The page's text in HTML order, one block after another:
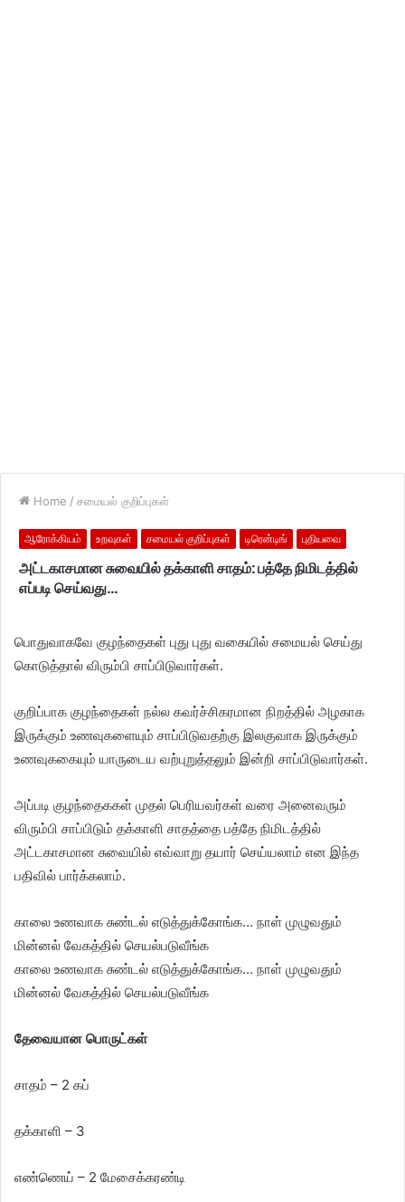
Home / சமையல் குறிப்புகள்
ஆரோக்கியம் உறவுகள் சமையல் குறிப்புகள் டிரென்டிங் புதியவை
அட்டகாசமான சுவையில் தக்காளி சாதம்: பத்தே நிமிடத்தில்
எப்படி செய்வது…
பொதுவாகவே குழந்தைகள் புது புது வகையில் சமையல் செய்து
கொடுத்தால் விரும்பி சாப்பிடுவார்கள்.
குறிப்பாக குழந்தைகள் நல்ல கவர்ச்சிகரமான நிறத்தில் அழகாக
இருக்கும் உணவுகளையும் சாப்பிடுவதற்கு இலகுவாக இருக்கும்
உணவுககையும் யாருடைய வற்புறுத்தலும் இன்றி சாப்பிடுவார்கள்.
அப்படி குழந்தைககள் முதல் பெரியவர்கள் வரை அனைவரும்
விரும்பி சாப்பிடும் தக்காளி சாதத்தை பத்தே நிமிடத்தில்
அட்டகாசமான சுவையில் எவ்வாறு தயார் செய்யலாம் என இந்த
பதிவில் பார்க்கலாம்.
காலை உணவாக சுண்டல் எடுத்துக்கோங்க… நாள் முழுவதும்
மின்னல் வேகத்தில் செயல்படுவீங்க
காலை உணவாக சுண்டல் எடுத்துக்கோங்க… நாள் முழுவதும்
மின்னல் வேகத்தில் செயல்படுவீங்க
தேவையான பொருட்கள்
சாதம் – 2 கப்
தக்காளி – 3
எண்ணெய் – 2 மேசைக்கரண்டி